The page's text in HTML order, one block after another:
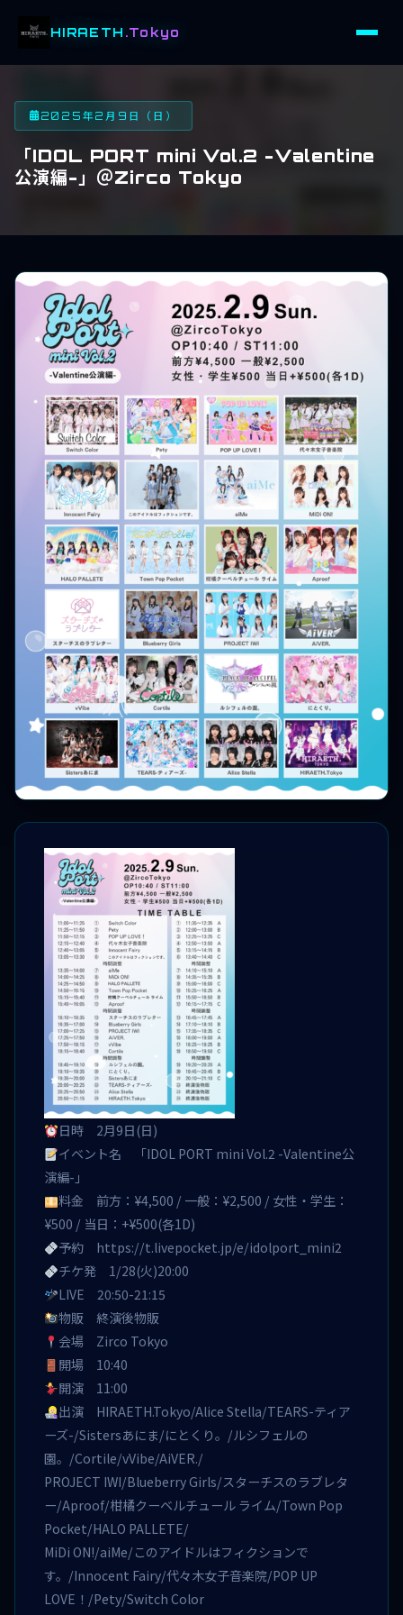
HIRAETH .Tokyo
2025年2月9日（日）
「IDOL PORT mini Vol.2 -Valentine
公演編-」＠Zirco Tokyo
日時 2月9日(日)
イベント名 「IDOL PORT mini Vol.2 -Valentine公
演編-」
料金 前方：¥4,500 / 一般：¥2,500 / 女性・学生：
¥500 / 当日：+¥500(各1D)
予約 https://t.livepocket.jp/e/idolport_mini2
チケ発 1/28(火)20:00
LIVE 20:50-21:15
物販 終演後物販
会場 Zirco Tokyo
開場 10:40
開演 11:00
出演 HIRAETH.Tokyo/Alice Stella/TEARS-ティア
ーズ-/Sistersあにま/にとくり。/ルシフェルの
園。/Cortile/vVibe/AiVER./
PROJECT IWI/Blueberry Girls/スターチスのラブレタ
ー/Aproof/柑橘クーベルチュール ライム/Town Pop
Pocket/HALO PALLETE/
MiDi ON!/aiMe/このアイドルはフィクションで
す。/Innocent Fairy/代々木女子音楽院/POP UP
LOVE！/Pety/Switch Color